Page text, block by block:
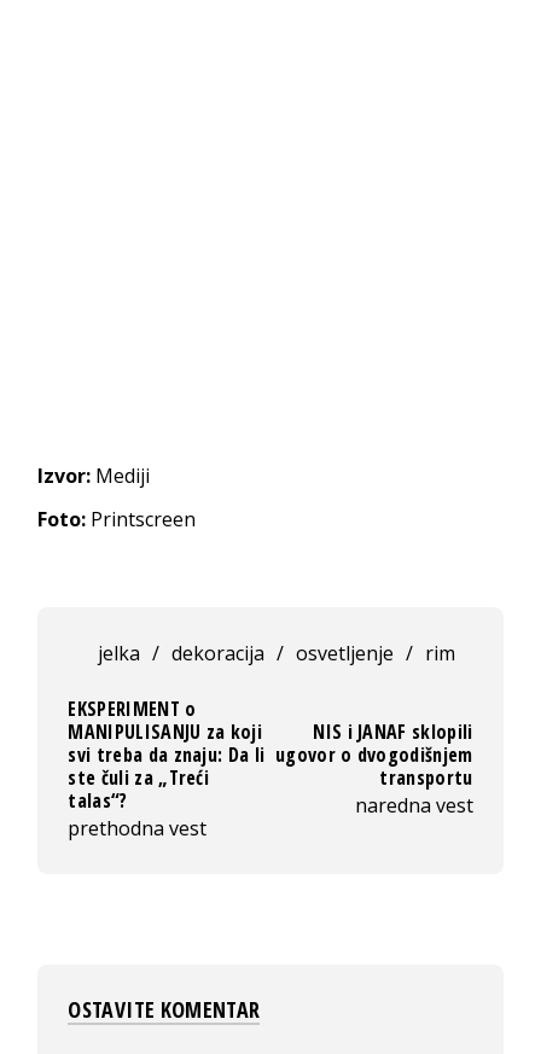
Izvor: Mediji
Foto: Printscreen
jelka / dekoracija / osvetljenje / rim
EKSPERIMENT o
MANIPULISANJU za koji
svi treba da znaju: Da li
ste čuli za „Treći
talas“?
prethodna vest
NIS i JANAF sklopili
ugovor o dvogodišnjem
transportu
naredna vest
OSTAVITE KOMENTAR